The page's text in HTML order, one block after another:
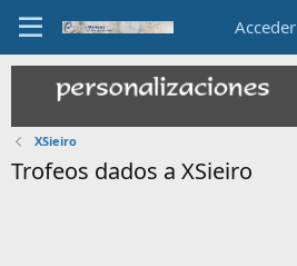
Acceder
XSieiro
Trofeos dados a XSieiro